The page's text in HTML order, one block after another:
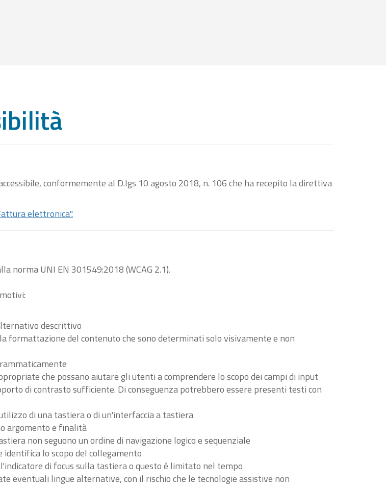
conformemente al D.lgs 10 agosto 2018, n. 106 che ha recepito la direttiva
elettronica".
norma UNI EN 301549:2018 (WCAG 2.1).
descrittivo
del contenuto che sono determinati solo visivamente e non
che possano aiutare gli utenti a comprendere lo scopo dei campi di input
di contrasto sufficiente. Di conseguenza potrebbero essere presenti testi con
di una tastiera o di un'interfaccia a tastiera
argomento e finalità
non seguono un ordine di navigazione logico e sequenziale
lo scopo del collegamento
di focus sulla tastiera o questo è limitato nel tempo
eventuali lingue alternative, con il rischio che le tecnologie assistive non